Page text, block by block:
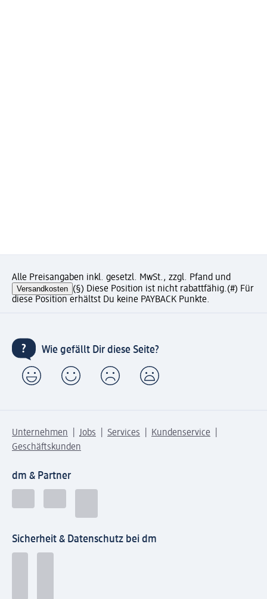
Alle Preisangaben inkl. gesetzl. MwSt., zzgl. Pfand und
Versandkosten (§) Diese Position ist nicht rabattfähig.(#) Für
diese Position erhältst Du keine PAYBACK Punkte.
Wie gefällt Dir diese Seite?
Unternehmen Jobs Services
Kundenservice
Geschäftskunden
dm & Partner
Sicherheit & Datenschutz bei dm